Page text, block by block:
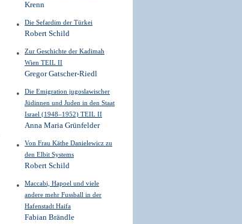
Krenn
Die Sefardim der Türkei
Robert Schild
Zur Geschichte der Kadimah
Wien TEIL II
Gregor Gatscher-Riedl
Die Emigration jugoslawischer
Jüdinnen und Juden in den Staat
Israel (1948–1952) TEIL II
Anna Maria Grünfelder
Von Frau Käthe Danielewicz zu
den Elbit Systems
Robert Schild
Maccabi, Hapoel und viele
andere mehr Fussball in der
Hafenstadt Haifa
Fabian Brändle